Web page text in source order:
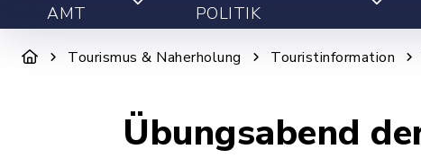
AMT
POLITIK
Tourismus & Naherholung Touristinformation
Übungsabend